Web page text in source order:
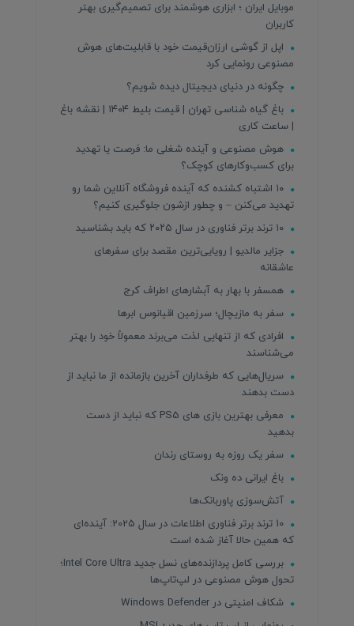
موبایل ایران ؛ ابزاری هوشمند برای تصمیم‌گیری بهتر
کاربران
اپل از گوشی ارزان‌قیمت خود با قابلیت‌های هوش
مصنوعی رونمایی کرد
چگونه در دنیای دیجیتال دیده شویم؟
باغ گیاه شناسی تهران | قیمت بلیط ۱۴۰۴ | نقشه باغ
| ساعت کاری
هوش مصنوعی و آینده شغلی ما: فرصت یا تهدید
برای کسب‌وکارهای کوچک؟
۱۰ اشتباه کشنده که آینده فروشگاه آنلاین شما رو
تهدید می‌کنن – و چطور ازشون جلوگیری کنیم؟
جزایر مالدیو | رویایی‌ترین مقصد برای سفرهای
عاشقانه
همسفر با بهار به آبشارهای اطراف کرج
سفر به مازیچال؛ سرزمین اقیانوس ابرها
افرادی که از تنهایی لذت می‌برند معمولاً خود را بهتر
می‌شناسند
سریال‌هایی که طرفداران آخرین بازمانده از ما نباید از
دست بدهند
معرفی بهترین بازی های PS5 که نباید از دست
بدهید
سفر یک روزه به روستای رندان
باغ ایرانی ده ونک
آتش‌سوزی پاوربانک‌ها
10 ترند برتر فناوری اطلاعات در سال 2025: آینده‌ای
که همین حالا آغاز شده است
بررسی کامل پردازنده‌های نسل جدید Intel Core Ultra؛
تحول هوش مصنوعی در لپ‌تاپ‌ها
شکاف امنیتی در Windows Defender